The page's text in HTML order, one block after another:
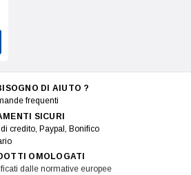
DI AIUTO ?
frequenti
SICURI
credito, Paypal, Bonifico
OMOLOGATI
dalle normative europee